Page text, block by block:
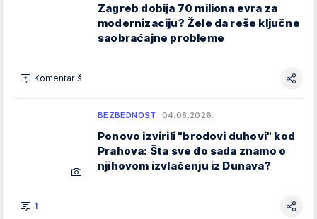
Zagreb dobija 70 miliona evra za
modernizaciju? Žele da reše ključne
saobraćajne probleme
Komentariši
BEZBEDNOST 04.08.2026.
Ponovo izvirili "brodovi duhovi" kod
Prahova: Šta sve do sada znamo o
njihovom izvlačenju iz Dunava?
1